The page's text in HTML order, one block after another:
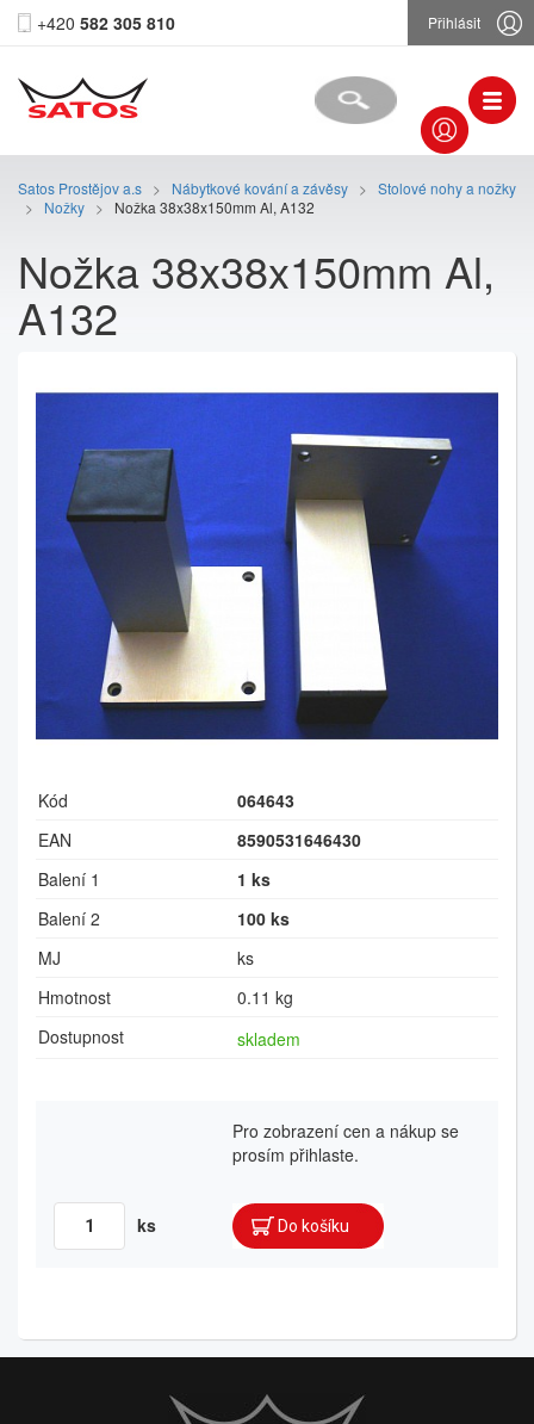
+420 582 305 810 Přihlásit
Satos Prostějov a.s > Nábytkové kování a závěsy >
Stolové nohy a nožky
>
Nožky > Nožka 38x38x150mm Al, A132
Nožka 38x38x150mm Al,
A132
Kód
064643
EAN
8590531646430
Balení 1
1 ks
Balení 2
100 ks
MJ
ks
Hmotnost
0.11 kg
Dostupnost
skladem
Pro zobrazení cen a nákup se
prosím přihlaste.
ks